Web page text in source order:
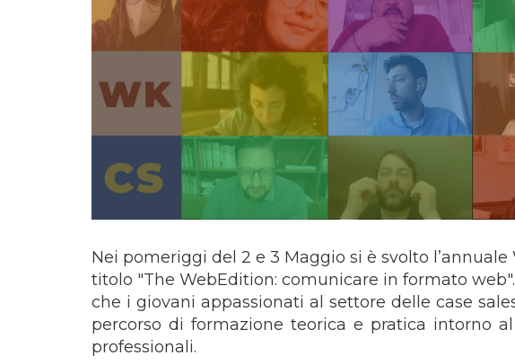
Nei pomeriggi del 2 e 3 Maggio si è svolto
titolo "The WebEdition: comunicare in formato
che i giovani appassionati al settore delle case
percorso di formazione teorica e pratica intorno
professionali.